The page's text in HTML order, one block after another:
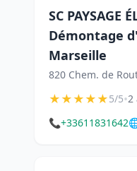
SC PAYSAGE
Démontage
Marseille
820 Chem. de
★★★★★5/5•2
📞+33611831642